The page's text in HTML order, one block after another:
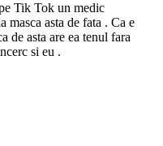
Tik Tok un medic
masca asta de fata . Ca e
de asta are ea tenul fara
si eu .